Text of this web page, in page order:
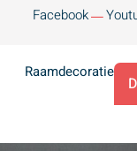
Facebook
Raamdecoratie